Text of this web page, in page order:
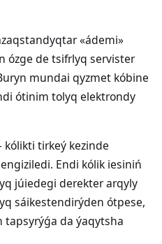
«ádemi»
ózge de tsifrlyq servister
mundai qyzmet kóbine
ótinim tolyq elektrondy
tirkeý kezinde
Endi kólik iesiniń
júiedegi derekter arqyly
sáikestendirýden ótpese,
da ýaqytsha